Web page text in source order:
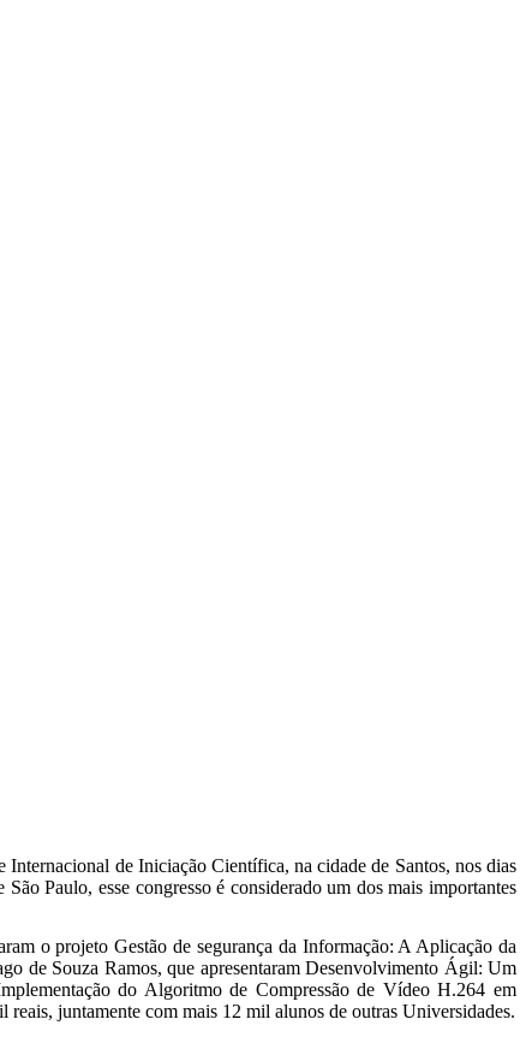
de Iniciação Científica, na cidade de Santos, nos dias
Paulo, esse congresso é considerado um dos mais importantes
o projeto Gestão de segurança da Informação: A Aplicação da
de Souza Ramos, que apresentaram Desenvolvimento Ágil: Um
do Algoritmo de Compressão de Vídeo H.264 em
juntamente com mais 12 mil alunos de outras Universidades.